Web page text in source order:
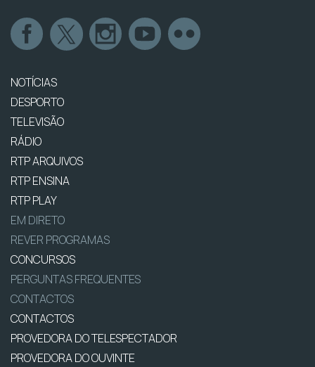
NOTÍCIAS
DESPORTO
TELEVISÃO
RÁDIO
RTP ARQUIVOS
RTP ENSINA
RTP PLAY
EM DIRETO
REVER PROGRAMAS
CONCURSOS
PERGUNTAS FREQUENTES
CONTACTOS
CONTACTOS
PROVEDORA DO TELESPECTADOR
PROVEDORA DO OUVINTE